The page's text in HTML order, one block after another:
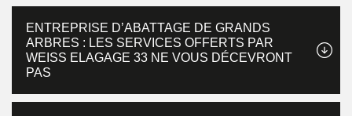
ENTREPRISE D’ABATTAGE DE GRANDS
ARBRES : LES SERVICES OFFERTS PAR
WEISS ELAGAGE 33 NE VOUS DÉCEVRONT
PAS